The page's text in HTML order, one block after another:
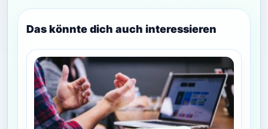
Das könnte dich auch interessieren